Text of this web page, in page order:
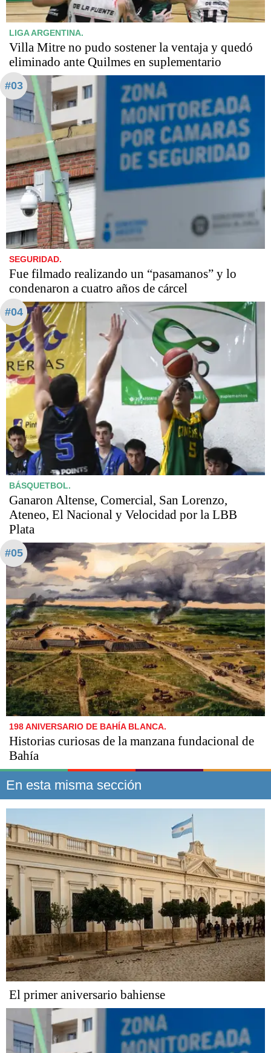
LIGA ARGENTINA.
Villa Mitre no pudo sostener la ventaja y quedó
eliminado ante Quilmes en suplementario
#03
SEGURIDAD.
Fue filmado realizando un “pasamanos” y lo
condenaron a cuatro años de cárcel
#04
BÁSQUETBOL.
Ganaron Altense, Comercial, San Lorenzo,
Ateneo, El Nacional y Velocidad por la LBB
Plata
#05
198 ANIVERSARIO DE BAHÍA BLANCA.
Historias curiosas de la manzana fundacional de
Bahía
En esta misma sección
El primer aniversario bahiense